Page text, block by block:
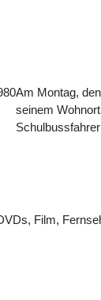
Am Montag,
seinem
Film,